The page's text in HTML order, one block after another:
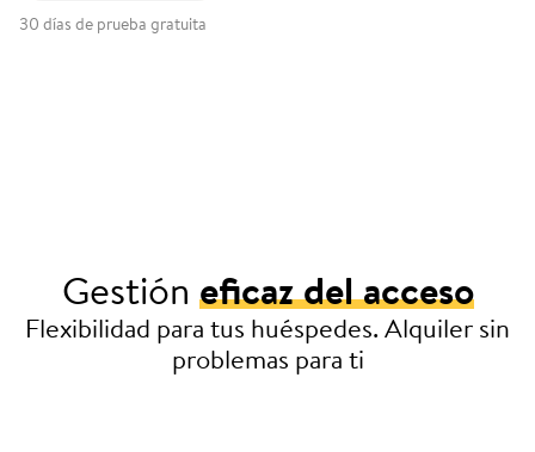
30 días de prueba gratuita
Gestión eficaz del acceso
Flexibilidad para tus huéspedes. Alquiler sin
problemas para ti